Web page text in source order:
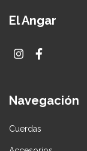
El Angar
Navegación
Cuerdas